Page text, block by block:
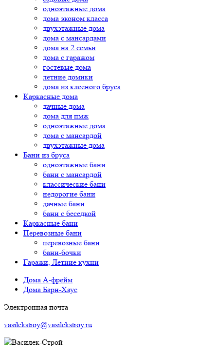
одноэтажные дома
дома эконом класса
двухэтажные дома
дома с мансардами
дома на 2 семьи
дома с гаражом
гостевые дома
летние домики
дома из клееного бруса
Каркасные дома
дачные дома
дома для пмж
одноэтажные дома
дома с мансардой
двухэтажные дома
Бани из бруса
одноэтажные бани
бани с мансардой
классические бани
недорогие бани
дачные бани
бани с беседкой
Каркасные бани
Перевозные бани
перевозные бани
бани-бочки
Гаражи, Летние кухни
Дома А-фрейм
Дома Барн-Хаус
Электронная почта
vasilekstroy@vasilekstroy.ru